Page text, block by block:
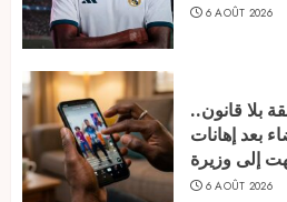
6 AOÛT 2026
بلا قانون..
بعد إهانات
إلى وزيرة
6 AOÛT 2026